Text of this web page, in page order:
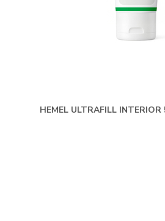
HEMEL ULTRAFILL